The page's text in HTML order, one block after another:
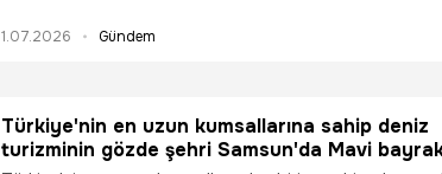
1.07.2026 Gündem
Türkiye'nin en uzun kumsallarına sahip deniz
turizminin gözde şehri Samsun'da Mavi